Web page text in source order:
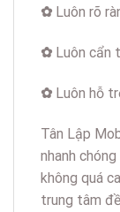
✿ Luôn rõ
✿ Luôn cẩn
✿ Luôn hỗ
Tân Lập
nhanh
không quá
trung tâm